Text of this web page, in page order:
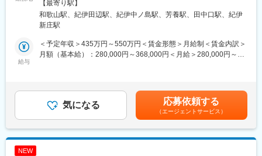
ちろん、休みに対するフォローが手厚いことも魅力の一つ。家庭
の事情で急に休みを取らなくてはいけないといった状況の時も、
■雇用形態
転換となります。基本的には無期雇用への転換を前提とした制度
となり、入社後の無期雇用への転換率は殆ど100％。勤怠や勤務
態度に大きな問題が無ければ基本的には更新となります。業績の
さい。
多彩なメディア戦略により、営業電話や顧客宅訪問といったアプ
ローチ活動は不要。「CMで見たことがある」と立ち寄っていただ
く方のほか、予約来店も多いです。
〇会社からの販売指示・個人ノルマはなし
ることはありません。
務地詳細2＞パビリオンシティ田辺店（LP職）住所：和歌山県田
辺市稲成町新江原３１６５ パビリオンシティＣ館 １Ｆ受動喫煙
対策：屋内全面禁煙変更の範囲：会社の定める事業所
【最寄り駅】
和歌山駅、紀伊田辺駅、紀伊中ノ島駅、芳養駅、田中口駅、紀伊
新庄駅
給与
＜予定年収＞435万円～550万円＜賃金形態＞月給制＜賃金内訳＞
月額（基本給）：280,000円～368,000円＜月給＞280,000円～
経験・能力を考慮のうえ決定します ■昇給：年1回（8月）■賞与：
年2回（2月、8月）を含む賃金はあくまでも目安の金額であり、
選考を通じて上下する可能性があります。月給(月額)は固定手当を
含めた表記です。
気になる 応募依頼する
（エージェントサービス）
NEW